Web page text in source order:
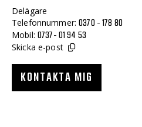
Delägare
Telefonnummer:0370 - 178 80
Mobil: 0737- 01 94 53
Skicka e-post
KONTAKTA MIG